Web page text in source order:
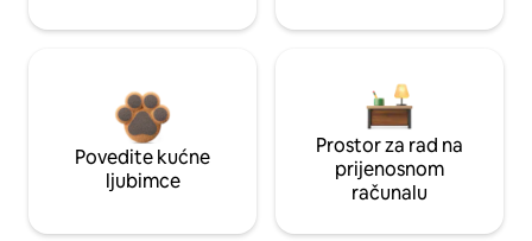
Povedite kućne
ljubimce
Prostor za rad na
prijenosnom
računalu